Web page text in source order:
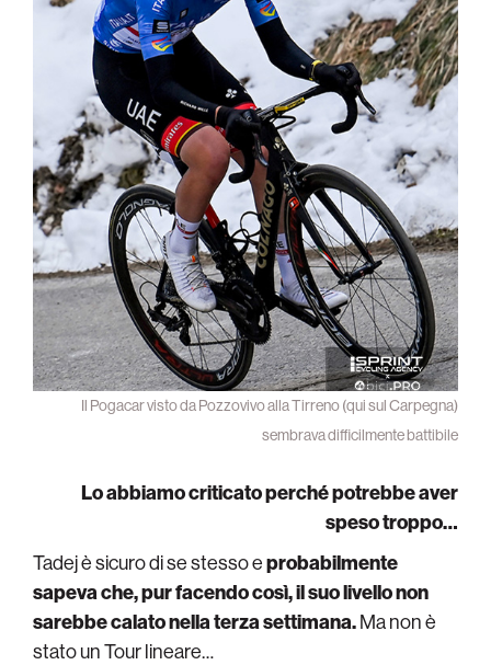
Il Pogacar visto da Pozzovivo alla Tirreno (qui sul Carpegna)
sembrava difficilmente battibile
Lo abbiamo criticato perché potrebbe aver
speso troppo…
Tadej è sicuro di se stesso eprobabilmente
sapeva che, pur facendo così, il suo livello non
sarebbe calato nella terza settimana.Ma non è
stato un Tour lineare…